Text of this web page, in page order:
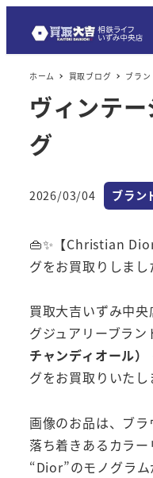
ホーム 買取ブログ ブラン
ヴィンテ
グ
投稿日
2026/03/04 カテゴ
ブラン
👜✨【Christian
グをお買取りしまし
買取大吉いずみ中
グジュアリーブラン
チャンディオール）
グをお買取りいたし
画像のお品は、ブ
落ち着きあるカラ
“Dior”のモノグラ